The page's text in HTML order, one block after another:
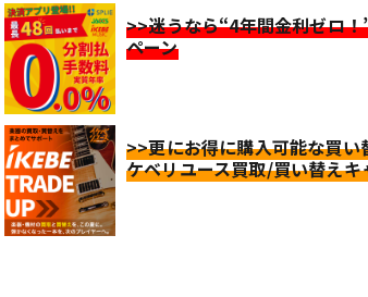
>>迷うなら“4年間金利ゼロ
ペーン
>>更にお得に購入可能な買い
ケベリユース買取/買い替え